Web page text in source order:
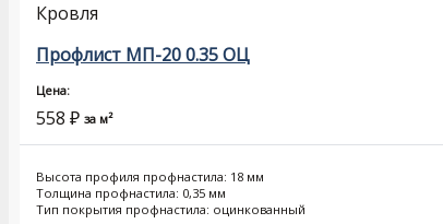
Кровля
Профлист МП-20 0.35 ОЦ
Цена:
558 ₽ за м²
Высота профиля профнастила: 18 мм
Толщина профнастила: 0,35 мм
Тип покрытия профнастила: оцинкованный